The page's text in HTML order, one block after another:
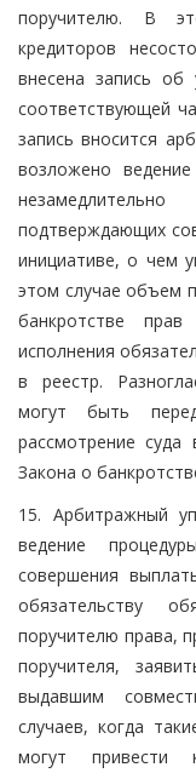
поручителю. В
кредиторов
внесена запись об
соответствующей
запись вносится
возложено
подтверждающих
инициативе, о чем
этом случае объем
банкротстве
исполнения
в реестр.
могут быть
рассмотрение
Закона о
15. Арбитражный
ведение
совершения
обязательству
поручителю права,
поручителя,
выдавшим
случаев, когда
могут привести